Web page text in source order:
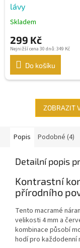
lávy
Skladem
299 Kč
Nejnižší cena 30 dnů: 349 Kč
Do košíku
ZOBRAZIT
Popis Podobné (4)
Detailní popis
Kontrastní
přírodního
Tento macramé
velikosti 4 mm a
kombinace působí
hodí pro každodenní